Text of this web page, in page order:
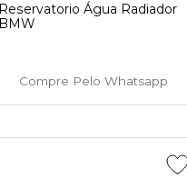
Reservatorio Água Radiador
BMW
Compre Pelo Whatsapp